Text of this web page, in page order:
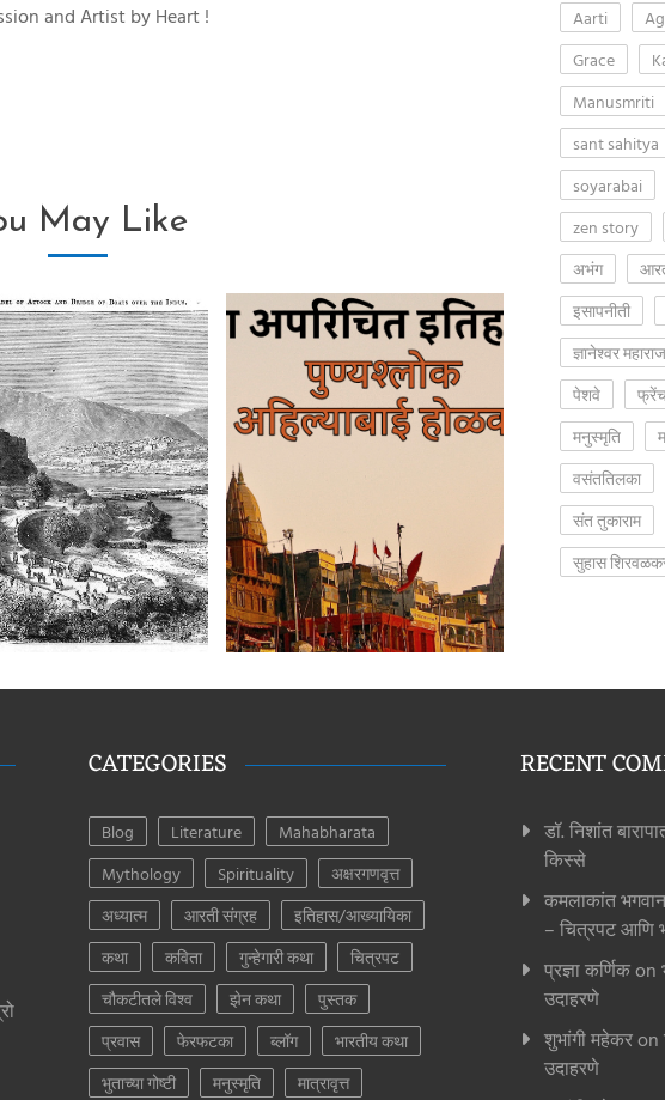
and Artist by Heart !
May Like
Aarti
Grace
Manusmriti
sant sahitya
soyarabai
zen story
अभंग
इसापनीती
ज्ञानेश्वर महाराज
पेशवे
मनुस्मृति
वसंततिलका
संत तुकाराम
सुहास
CATEGORIES
Blog Literature
Mahabharata
Mythology
Spirituality
अक्षरगणवृत्त
अध्यात्म
आरती संग्रह
इतिहास/आख्यायिका
कथा
कविता गुन्हेगारी कथा
चित्रपट
चौकटीतले विश्व
झेन कथा
पुस्तक
प्रवास
फेरफटका ब्लॉग
भारतीय कथा
भुताच्या गोष्टी
मनुस्मृति मात्रावृत्त
RECENT
डॉ. निशांत
किस्से
कमलाकांत
– चित्रपट आणि
प्रज्ञा कर्णिकon
उदाहरणे
शुभांगी महेकरon
उदाहरणे